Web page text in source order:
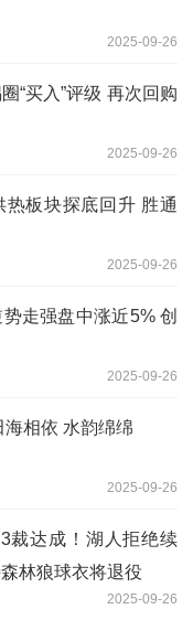
2025-09-26
“买入”评级 再次回购
2025-09-26
热板块探底回升 胜通
2025-09-26
走强盘中涨近5% 创
2025-09-26
相依 水韵绵绵
2025-09-26
裁达成！湖人拒绝续
林狼球衣将退役
2025-09-26